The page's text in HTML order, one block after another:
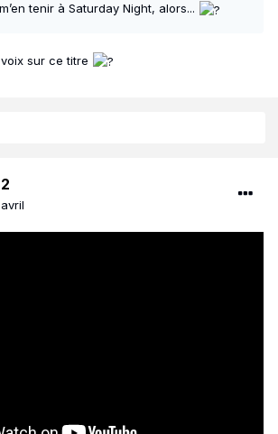
tenir à Saturday Night, alors...
sur ce titre